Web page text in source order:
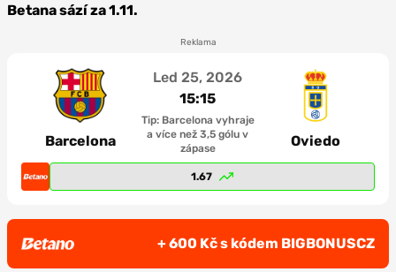
Betana sází za 1.11.
Reklama
Barcelona
Led 25, 2026
15:15
Tip: Barcelona vyhraje
a více než 3,5 gólu v
zápase
Oviedo
1.67
+ 600 Kč s kódem BIGBONUSCZ